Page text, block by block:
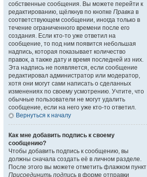
собственные сообщения. Вы можете перейти к
редактированию, щёлкнув по кнопке Правка в
соответствующем сообщении, иногда только в
течение ограниченного времени после его
создания. Если кто-то уже ответил на
сообщение, то под ним появится небольшая
надпись, которая показывает количество
правок, а также дату и время последней из них.
Эта надпись не появляется, если сообщение
редактировал администратор или модератор,
хотя они могут сами написать о сделанных
изменениях по своему усмотрению. Учтите, что
обычные пользователи не могут удалить
сообщение, если на него уже кто-то ответил.
Вернуться к началу
Как мне добавить подпись к своему
сообщению?
Чтобы добавить подпись к сообщению, вы
должны сначала создать её в личном разделе.
После этого вы можете отметить флажком пункт
Присоединить подпись в форме отправки